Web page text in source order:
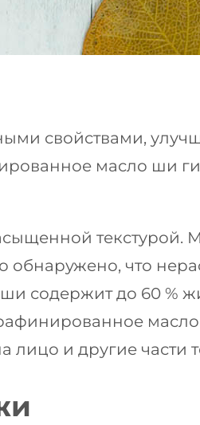
свойствами,
масло ши
обнаружено, что
содержит до 60 %
масло
и другие части